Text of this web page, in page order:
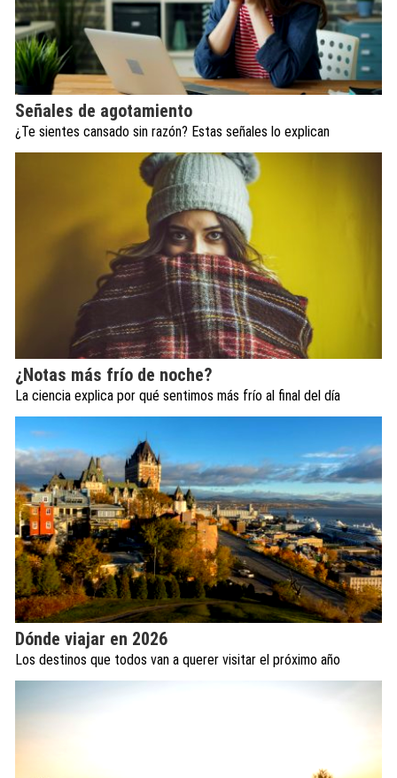
Señales de agotamiento
¿Te sientes cansado sin razón? Estas señales lo explican
¿Notas más frío de noche?
La ciencia explica por qué sentimos más frío al final del día
Dónde viajar en 2026
Los destinos que todos van a querer visitar el próximo año